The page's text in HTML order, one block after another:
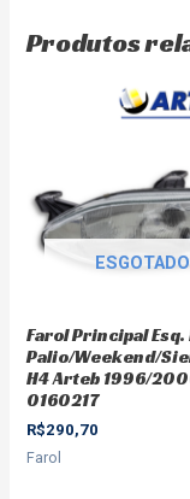
Produtos
ESGOTADO
Farol Principal Esq.
Palio/Weekend/
H4 Arteb 1996/
0160217
R$290,70
Farol